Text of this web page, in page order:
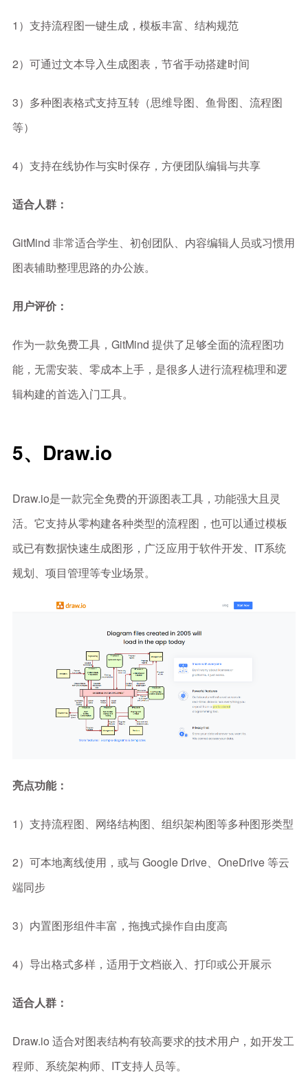
1）支持流程图一键生成，模板丰富、结构规范
2）可通过文本导入生成图表，节省手动搭建时间
3）多种图表格式支持互转（思维导图、鱼骨图、流程图
等）
4）支持在线协作与实时保存，方便团队编辑与共享
适合人群：
GitMind 非常适合学生、初创团队、内容编辑人员或习惯用
图表辅助整理思路的办公族。
用户评价：
作为一款免费工具，GitMind 提供了足够全面的流程图功
能，无需安装、零成本上手，是很多人进行流程梳理和逻
辑构建的首选入门工具。
5、Draw.io
Draw.io是一款完全免费的开源图表工具，功能强大且灵
活。它支持从零构建各种类型的流程图，也可以通过模板
或已有数据快速生成图形，广泛应用于软件开发、IT系统
规划、项目管理等专业场景。
亮点功能：
1）支持流程图、网络结构图、组织架构图等多种图形类型
2）可本地离线使用，或与 Google Drive、OneDrive 等云
端同步
3）内置图形组件丰富，拖拽式操作自由度高
4）导出格式多样，适用于文档嵌入、打印或公开展示
适合人群：
Draw.io 适合对图表结构有较高要求的技术用户，如开发工
程师、系统架构师、IT支持人员等。